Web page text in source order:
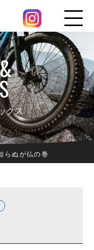
クス
らぬが仏の巻